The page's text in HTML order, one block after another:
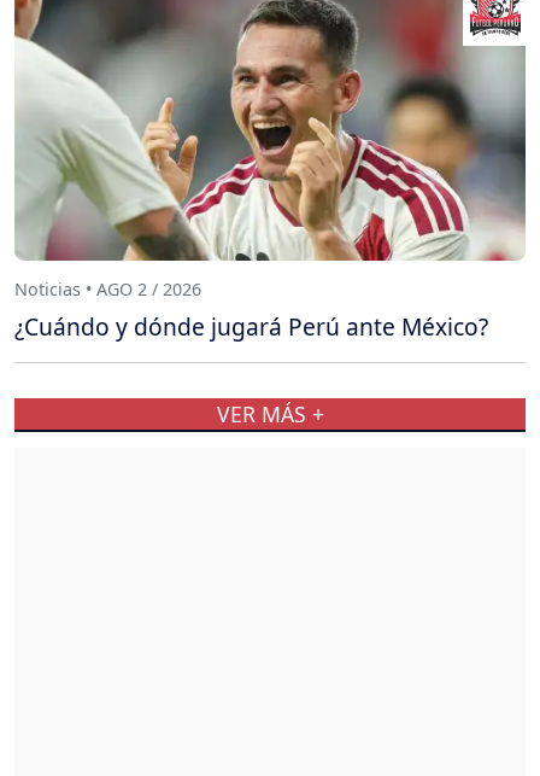
Noticias • AGO 2 / 2026
¿Cuándo y dónde jugará Perú ante México?
VER MÁS +